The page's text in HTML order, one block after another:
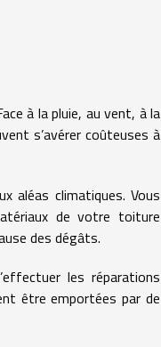
à la pluie, au vent, à la
s’avérer coûteuses à
aléas climatiques. Vous
de votre toiture
des dégâts.
les réparations
être emportées par de